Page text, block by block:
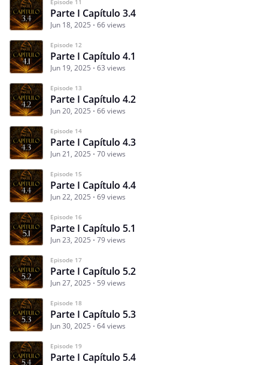
Episode 11
Parte I Capítulo 3.4
Jun 18, 2025 66 views
Episode 12
Parte I Capítulo 4.1
Jun 19, 2025 63 views
Episode 13
Parte I Capítulo 4.2
Jun 20, 2025 66 views
Episode 14
Parte I Capítulo 4.3
Jun 21, 2025 70 views
Episode 15
Parte I Capítulo 4.4
Jun 22, 2025 69 views
Episode 16
Parte I Capítulo 5.1
Jun 23, 2025 79 views
Episode 17
Parte I Capítulo 5.2
Jun 27, 2025 59 views
Episode 18
Parte I Capítulo 5.3
Jun 30, 2025 64 views
Episode 19
Parte I Capítulo 5.4